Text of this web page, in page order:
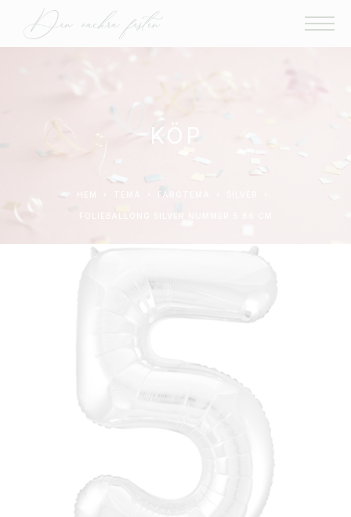
KÖP
FÄRGTEMA
FOLIEBALLONG SILVER NUMMER 5 86 CM